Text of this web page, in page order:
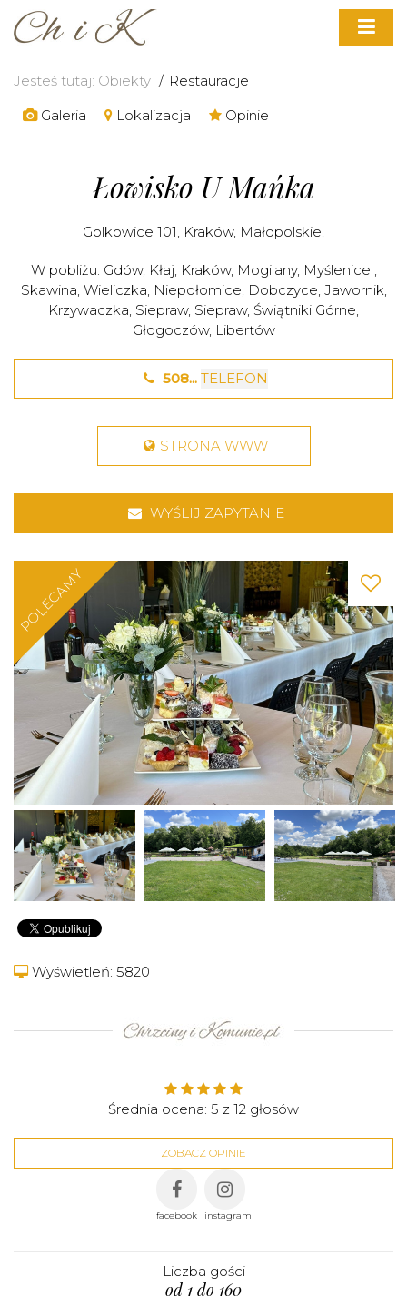
Jesteś tutaj: Obiekty
Restauracje
Galeria
Lokalizacja Opinie
Łowisko U Mańka
Golkowice 101, Kraków, Małopolskie,
W pobliżu: Gdów, Kłaj, Kraków, Mogilany, Myślenice ,
Skawina, Wieliczka, Niepołomice, Dobczyce, Jawornik,
Krzywaczka, Siepraw, Siepraw, Świątniki Górne,
Głogoczów, Libertów
508... TELEFON
STRONA WWW
WYŚLIJ ZAPYTANIE
POLECAMY
Wyświetleń: 5820
Średnia ocena: 5 z 12 głosów
ZOBACZ OPINIE
facebook instagram
Liczba gości
od 1 do 160